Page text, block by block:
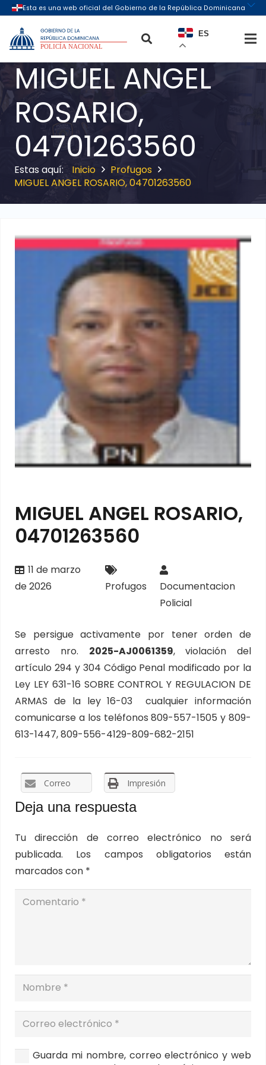
ES
MIGUEL ANGEL
ROSARIO,
04701263560
Inicio
Profugos
MIGUEL ANGEL ROSARIO, 04701263560
MIGUEL ANGEL ROSARIO,
04701263560
11 de marzo
de 2026
Profugos
Documentacion
Policial
Se persigue activamente por tener orden de
arresto nro. 2025-AJ0061359, violación del
artículo 294 y 304 Código Penal modificado por la
Ley LEY 631-16 SOBRE CONTROL Y REGULACION DE
ARMAS de la ley 16-03 cualquier información
comunicarse a los teléfonos 809-557-1505 y 809-
613-1447, 809-556-4129-809-682-2151
Correo Impresión
Deja una respuesta
Tu dirección de correo electrónico no será
publicada.
Los campos obligatorios están
marcados con *
Guarda mi nombre, correo electrónico y web